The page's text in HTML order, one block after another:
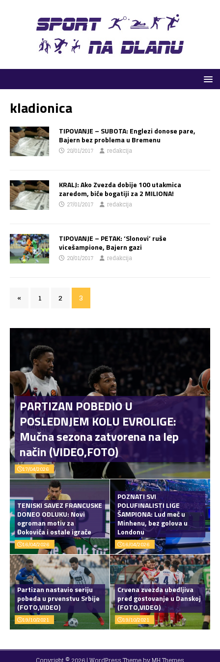
kladionica
TIPOVANJE – SUBOTA: Englezi donose pare,
Bajern bez problema u Bremenu
28/01/2017 redakcija
KRALJ: Ako Zvezda dobije 100 utakmica
zaredom, biće bogatiji za 2 MILIONA!
27/01/2017 redakcija
TIPOVANJE – PETAK: ‘Slonovi’ ruše
vicešampione, Bajern gazi
20/01/2017 redakcija
« 1 2 3
PARTIZAN POBEDIO U
POSLEDNJEM KOLU EVROLIGE:
Mučna sezona zatvorena na lep
način (VIDEO,FOTO)
17/04/2026
TENISKI SAVEZ FRANCUSKE
DONEO ODLUKU: Novi
ogroman motiv za
Đokovića i ostale igrače
16/04/2026
POZNATI SVI
POLUFINALISTI LIGE
ŠAMPIONA: Lud meč u
Minhenu, bez golova u
Londonu
16/04/2026
Partizan nastavio seriju
pobeda u prvenstvu Srbije
(FOTO,VIDEO)
19/10/2021
Crvena zvezda ubedljiva
pred gostovanje u Danskoj
(FOTO,VIDEO)
19/10/2021